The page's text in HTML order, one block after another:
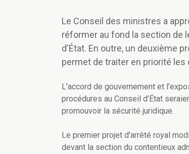
Le Conseil des ministres a
réformer au fond la section de
d'État. En outre, un deuxième
permet de traiter en priorité
L'accord de gouvernement et
procédures au Conseil d’État
promouvoir la sécurité juridique.
Le premier projet d'arrêté royal
devant la section du contentieux